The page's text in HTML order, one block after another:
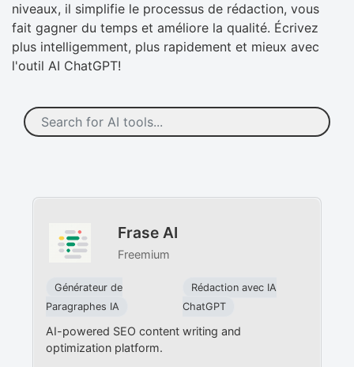
niveaux, il simplifie le processus de rédaction, vous
fait gagner du temps et améliore la qualité. Écrivez
plus intelligemment, plus rapidement et mieux avec
l'outil AI ChatGPT!
Frase AI
Freemium
Générateur de
Paragraphes IA
Rédaction avec IA
ChatGPT
AI-powered SEO content writing and
optimization platform.